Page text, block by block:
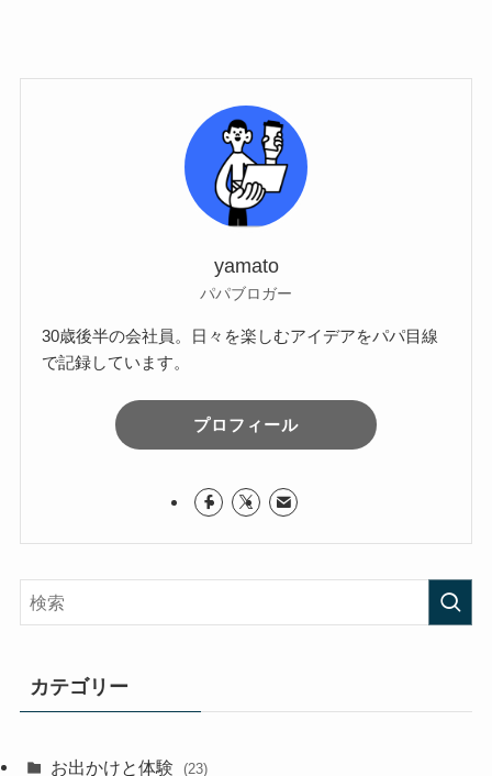
yamato
パパブロガー
30歳後半の会社員。日々を楽しむアイデアをパパ目線
で記録しています。
プロフィール
カテゴリー
お出かけと体験 (23)